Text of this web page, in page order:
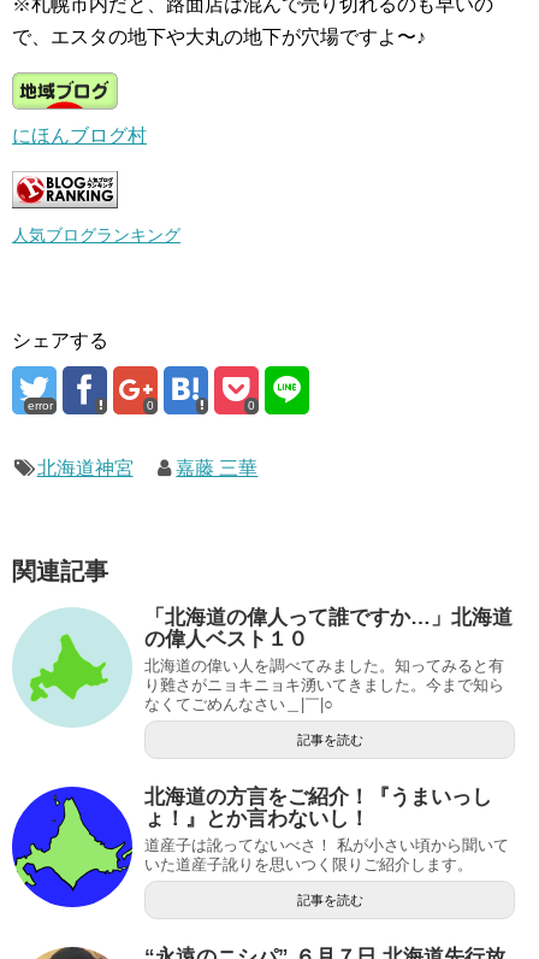
で、エスタの地下や大丸の地下が穴場ですよ〜♪
にほんブログ村
人気ブログランキング
シェアする
error 0 0
北海道神宮 嘉藤 三華
関連記事
「北海道の偉人って誰ですか…」北海道
の偉人ベスト１０
北海道の偉い人を調べてみました。知ってみると有
り難さがニョキニョキ湧いてきました。今まで知ら
なくてごめんなさい＿|￣|○
記事を読む
北海道の方言をご紹介！『うまいっし
ょ！』とか言わないし！
道産子は訛ってないべさ！ 私が小さい頃から聞いて
いた道産子訛りを思いつく限りご紹介します。
記事を読む